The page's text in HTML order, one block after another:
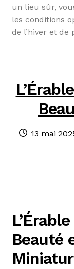
un lieu sûr,
les conditions
de l’hiver et
Publié
13 mai
Beauté